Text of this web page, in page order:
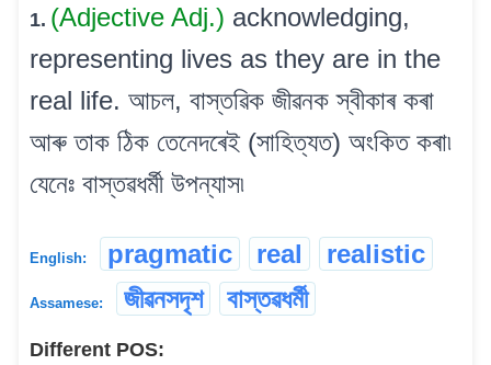
1. (Adjective Adj.) acknowledging,
representing lives as they are in the
real life. আচল, বাস্তৱিক জীৱনক স্বীকাৰ কৰা
আৰু তাক ঠিক তেনেদৰেই (সাহিত্যত) অংকিত কৰা৷
যেনেঃ বাস্তৱধৰ্মী উপন্যাস৷
English: pragmatic real realistic
Assamese: জীৱনসদৃশ বাস্তৱধৰ্মী
Different POS: